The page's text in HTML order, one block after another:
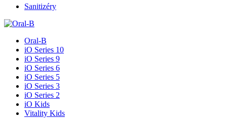
Sanitizéry
Oral-B
iO Series 10
iO Series 9
iO Series 6
iO Series 5
iO Series 3
iO Series 2
iO Kids
Vitality Kids